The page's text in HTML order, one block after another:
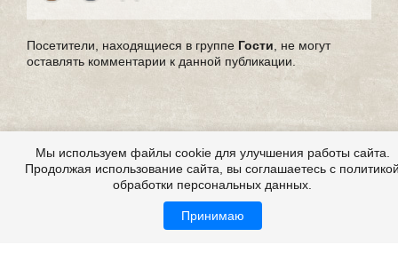
Посетители, находящиеся в группе Гости, не могут
оставлять комментарии к данной публикации.
Мы используем файлы cookie для улучшения работы сайта.
Продолжая использование сайта, вы соглашаетесь с
обработки персональных данных.
Принимаю